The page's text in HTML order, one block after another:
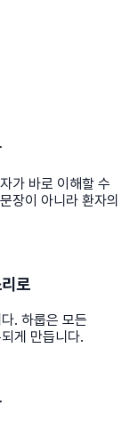
가 바로 이해할 수
장이 아니라 환자의
로
. 하룹은 모든
게 만듭니다.